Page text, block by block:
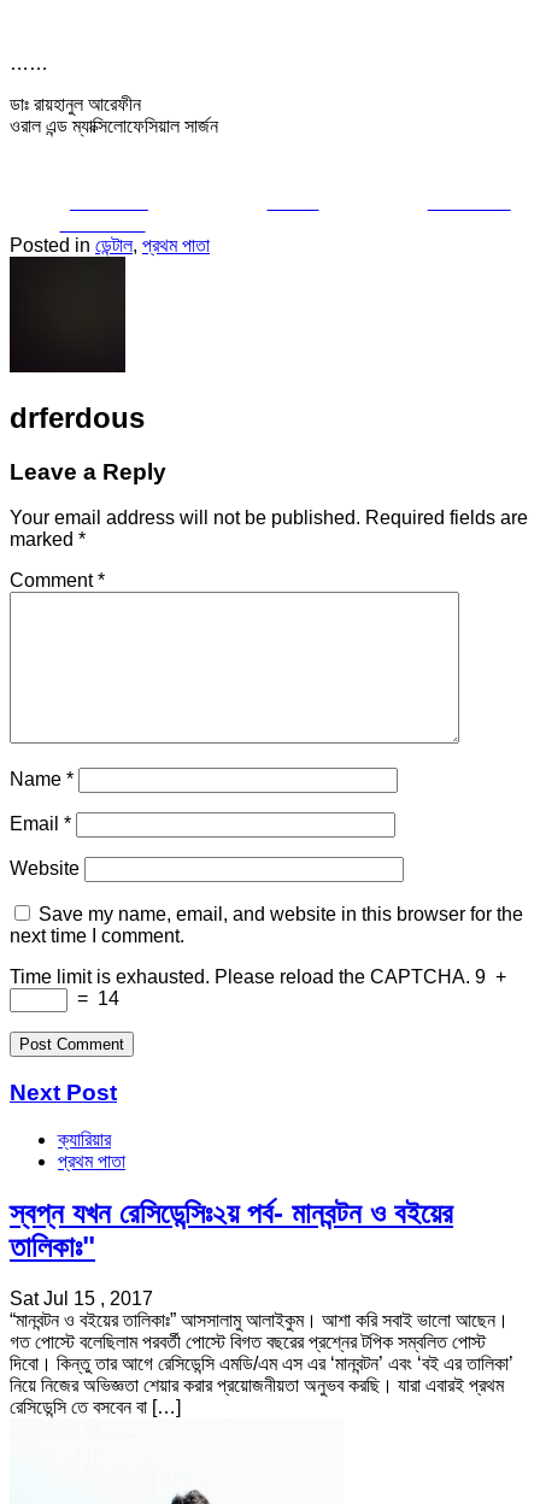
……
ডাঃ রায়হানুল আরেফীন
ওরাল এন্ড ম্যাক্সিলোফেসিয়াল সার্জন
Posted in ডেন্টাল, প্রথম পাতা
drferdous
Leave a Reply
Your email address will not be published. Required fields are
marked *
Comment*
Name *
Email *
Website
Save my name, email, and website in this browser for the
next time I comment.
Time limit is exhausted. Please reload the CAPTCHA. 9 +
= 14
Next Post
ক্যারিয়ার
প্রথম পাতা
স্বপ্ন যখন রেসিডেন্সিঃ২য় পর্ব- মানবন্টন ও বইয়ের
তালিকাঃ"
Sat Jul 15 , 2017
“মানবন্টন ও বইয়ের তালিকাঃ” আসসালামু আলাইকুম। আশা করি সবাই ভালো আছেন।
গত পোস্টে বলেছিলাম পরবর্তী পোস্টে বিগত বছরের প্রশ্নের টপিক সম্বলিত পোস্ট
দিবো। কিন্তু তার আগে রেসিডেন্সি এমডি/এম এস এর ‘মানবন্টন’ এবং ‘বই এর তালিকা’
নিয়ে নিজের অভিজ্ঞতা শেয়ার করার প্রয়োজনীয়তা অনুভব করছি। যারা এবারই প্রথম
রেসিডেন্সি তে বসবেন বা […]